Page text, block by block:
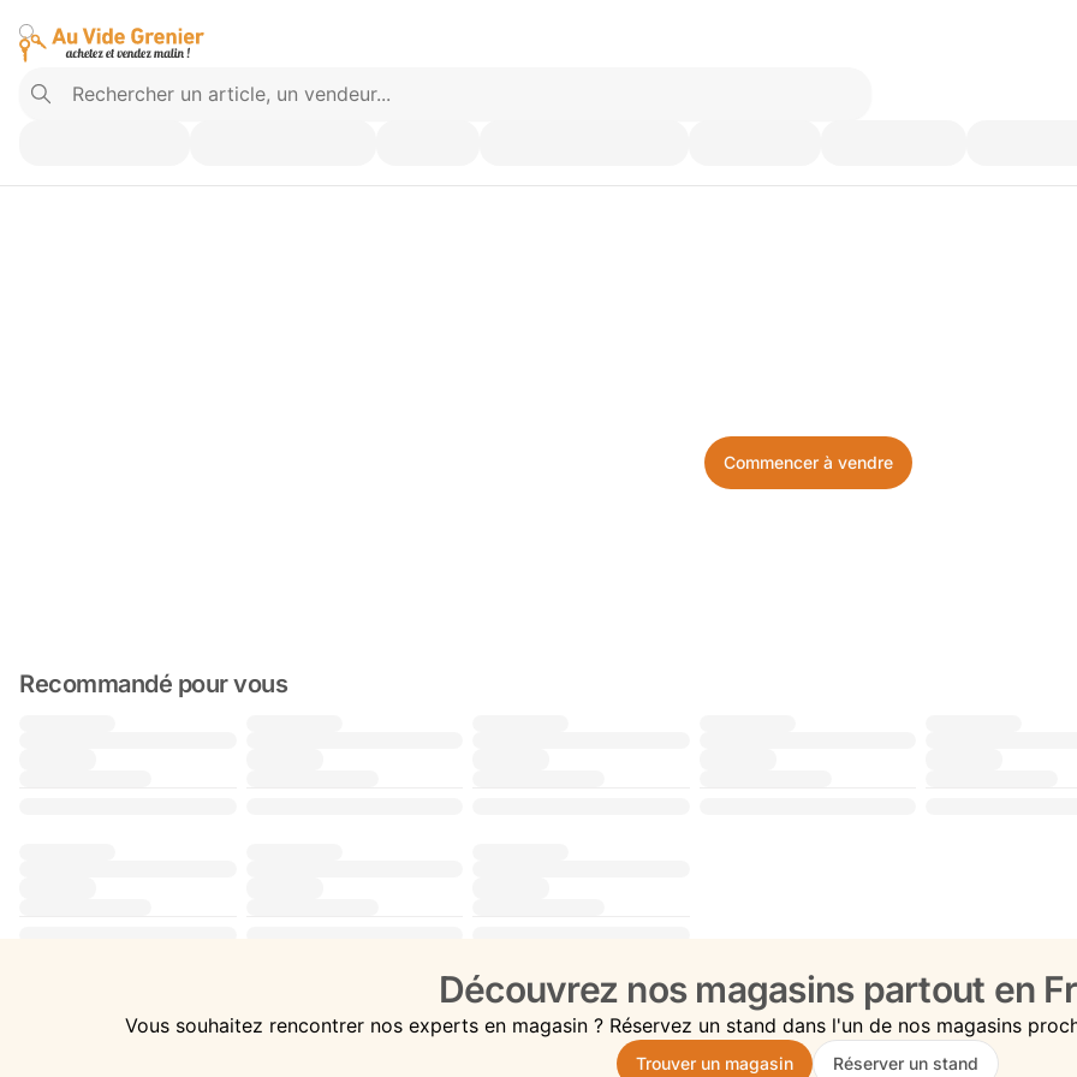
Commencer à vendre
Recommandé pour vous
Découvrez nos magasins partout en
Vous souhaitez rencontrer nos experts en magasin ? Réservez un stand dans l'un de nos magasins
Trouver un magasin Réserver un stand